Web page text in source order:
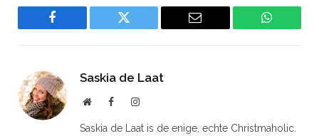
Facebook Twitter Email
Saskia de Laat
WebsiteFacebookInstagram
Saskia de Laat is de enige, echte Christmaholic.